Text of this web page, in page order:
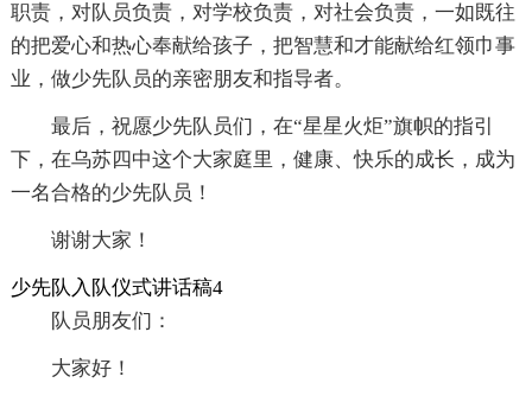
职责，对队员负责，对学校负责，对社会负责，一如既往
的把爱心和热心奉献给孩子，把智慧和才能献给红领巾事
业，做少先队员的亲密朋友和指导者。
最后，祝愿少先队员们，在“星星火炬”旗帜的指引
下，在乌苏四中这个大家庭里，健康、快乐的成长，成为
一名合格的少先队员！
谢谢大家！
少先队入队仪式讲话稿4
队员朋友们：
大家好！